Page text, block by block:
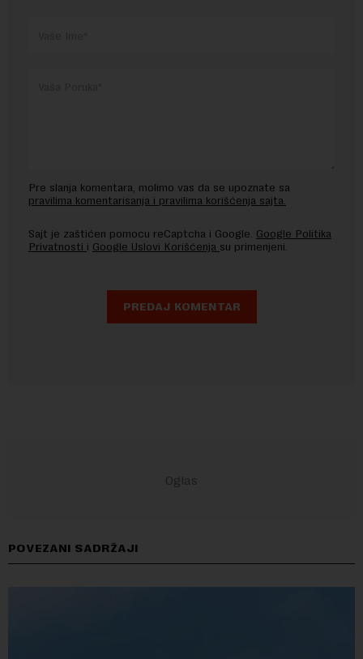
Pre slanja komentara, molimo vas da se upoznate sa
pravilima komentarisanja i pravilima korišćenja sajta.
Sajt je zaštićen pomocu reCaptcha i Google. Google Politika
Privatnosti i Google Uslovi Korišćenja su primenjeni.
POVEZANI SADRŽAJI